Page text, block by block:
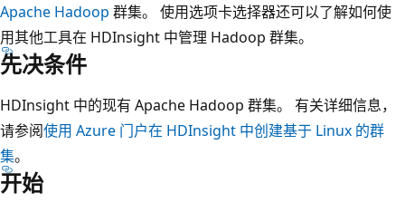
Apache Hadoop 群集。 使用选项卡选择器还可以了解如何使
用其他工具在 HDInsight 中管理 Hadoop 群集。
先决条件
HDInsight 中的现有 Apache Hadoop 群集。 有关详细信息，
请参阅使用 Azure 门户在 HDInsight 中创建基于 Linux 的群
集。
开始